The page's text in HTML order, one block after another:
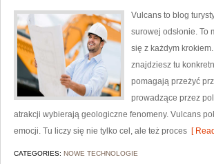
Vulcans to blog
surowej odsłonie.
się z każdym
znajdziesz tu
pomagają przeżyć
prowadzące przez
atrakcji wybierają geologiczne fenomeny. Vulcans
emocji. Tu liczy się nie tylko cel, ale też proces [
CATEGORIES: NOWE TECHNOLOGIE